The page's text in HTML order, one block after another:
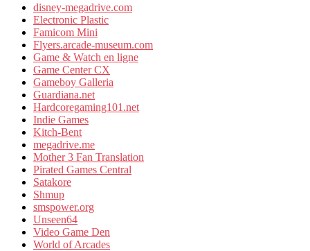
disney-megadrive.com
Electronic Plastic
Famicom Mini
Flyers.arcade-museum.com
Game & Watch en ligne
Game Center CX
Gameboy Galleria
Guardiana.net
Hardcoregaming101.net
Indie Games
Kitch-Bent
megadrive.me
Mother 3 Fan Translation
Pirated Games Central
Satakore
Shmup
smspower.org
Unseen64
Video Game Den
World of Arcades